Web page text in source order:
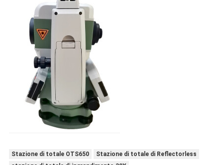
Stazione di totale OTS650
Stazione di totale di Reflectorless